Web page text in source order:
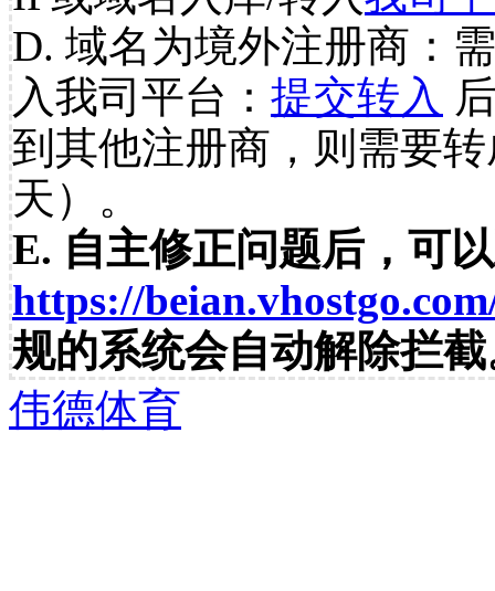
D. 域名为境外注册商：
入我司平台： 提交转入
到其他注册商，则需要
天）。
E. 自主修正问题后，可
https://
规的系统会自动解除拦
伟德体育